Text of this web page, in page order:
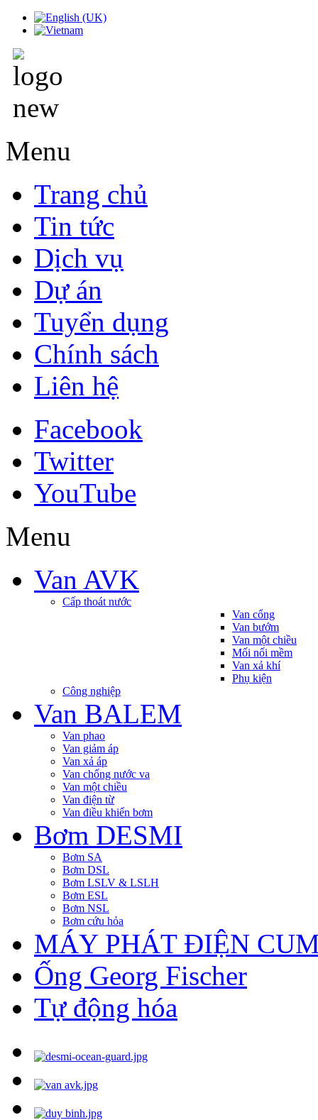
Menu
Trang chủ
Tin tức
Dịch vụ
Dự án
Tuyển dụng
Chính sách
Liên hệ
Facebook
Twitter
YouTube
Menu
Van AVK
Cấp thoát nước
Van cổng
Van bướm
Van một chiều
Mối nối mềm
Van xả khí
Phụ kiện
Công nghiệp
Van BALEM
Van phao
Van giảm áp
Van xả áp
Van chống nước va
Van một chiều
Van điện từ
Van điều khiển bơm
Bơm DESMI
Bơm SA
Bơm DSL
Bơm LSLV & LSLH
Bơm ESL
Bơm NSL
Bơm cứu hỏa
MÁY PHÁT ĐIỆN
Ống Georg Fischer
Tự động hóa